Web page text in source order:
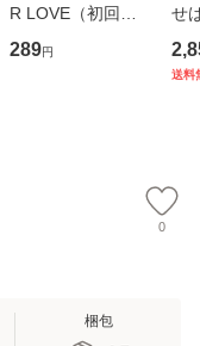
R LOVE（初回生
産限定盤） / 清水
翔太×加藤ミリヤ /
289円
せ
タ
送料
0
梱包